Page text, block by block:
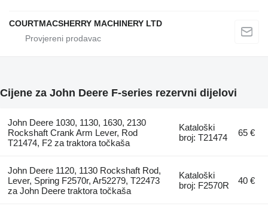
COURTMACSHERRY MACHINERY LTD
Cijene za John Deere F-series rezervni dijelovi
John Deere 1030, 1130, 1630, 2130
Rockshaft Crank Arm Lever, Rod
T21474, F2 za traktora točkaša
Kataloški
broj: T21474
65 €
John Deere 1120, 1130 Rockshaft Rod,
Lever, Spring F2570r, Ar52279, T22473
za John Deere traktora točkaša
Kataloški
broj: F2570R
40 €